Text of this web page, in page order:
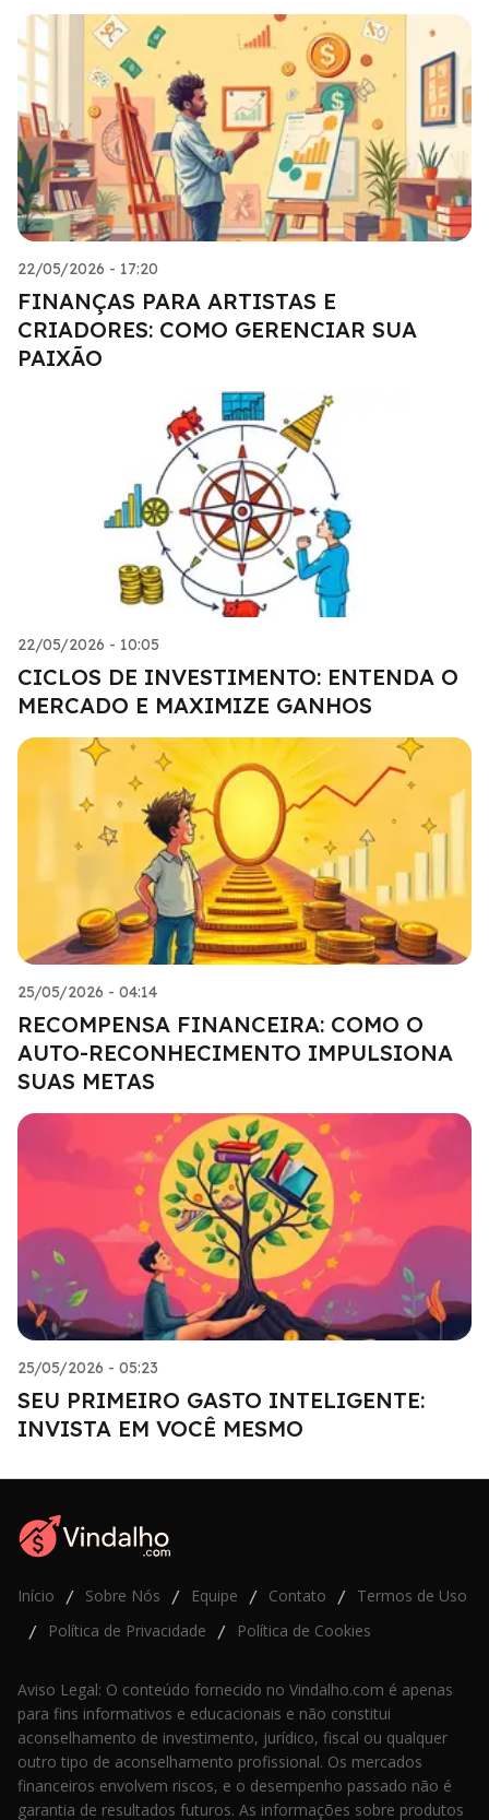
22/05/2026 - 17:20
FINANÇAS PARA ARTISTAS E
CRIADORES: COMO GERENCIAR SUA
PAIXÃO
22/05/2026 - 10:05
CICLOS DE INVESTIMENTO: ENTENDA O
MERCADO E MAXIMIZE GANHOS
25/05/2026 - 04:14
RECOMPENSA FINANCEIRA: COMO O
AUTO-RECONHECIMENTO IMPULSIONA
SUAS METAS
25/05/2026 - 05:23
SEU PRIMEIRO GASTO INTELIGENTE:
INVISTA EM VOCÊ MESMO
Início / Sobre Nós / Equipe / Contato / Termos de Uso
/ Política de Privacidade / Política de Cookies
Aviso Legal: O conteúdo fornecido no Vindalho.com é apenas
para fins informativos e educacionais e não constitui
aconselhamento de investimento, jurídico, fiscal ou qualquer
outro tipo de aconselhamento profissional. Os mercados
financeiros envolvem riscos, e o desempenho passado não é
garantia de resultados futuros. As informações sobre produtos